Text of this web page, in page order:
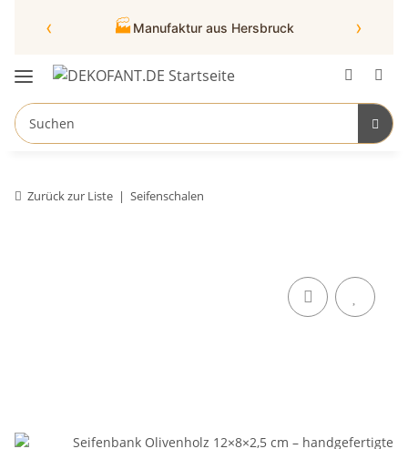
‹ 🏭 Manufaktur aus Hersbruck ›
Zurück zur Liste Seifenschalen